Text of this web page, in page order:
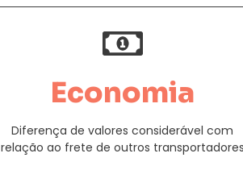
Economia
Diferença de valores considerável com
relação ao frete de outros